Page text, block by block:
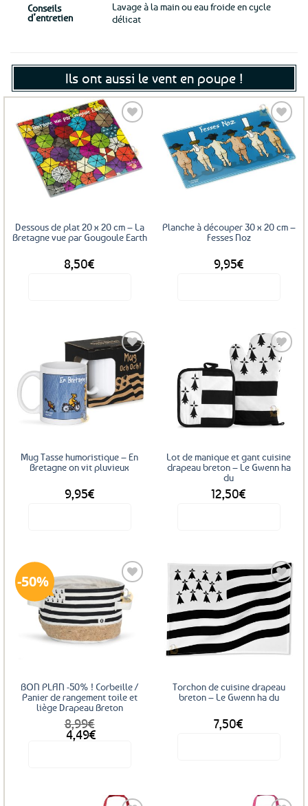
Conseils
d’entretien
Lavage à la main ou eau froide en cycle
délicat
Ils ont aussi le vent en poupe !
Ajouter
aux
favoris
Dessous de plat 20 x 20 cm – La
Bretagne vue par Gougoule Earth
8,50€
Ajouter
aux
Planche à découper 30 x 20 cm –
Fesses Noz
9,95€
Ajouter
aux
favoris
Mug Tasse humoristique – En
Bretagne on vit pluvieux
9,95€
Ajouter
aux
favoris
Lot de manique et gant cuisine
drapeau breton – Le Gwenn ha
du
12,50€
50%
Ajouter
aux
favoris
BON PLAN -50% ! Corbeille /
Panier de rangement toile et
liège Drapeau Breton
8,99€
Le
prix
4,49€
Le
prix
Ajouter
aux
favoris
Torchon de cuisine drapeau
breton – Le Gwenn ha du
7,50€